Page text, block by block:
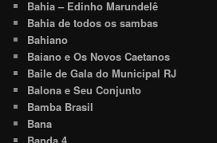
Bahia – Edinho Marundelê
Bahia de todos os sambas
Bahiano
Baiano e Os Novos Caetanos
Baile de Gala do Municipal RJ
Balona e Seu Conjunto
Bamba Brasil
Bana
Banda 4